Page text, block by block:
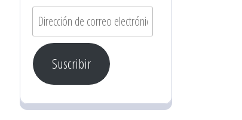
Dirección
de
correo
electrónico
Suscribir